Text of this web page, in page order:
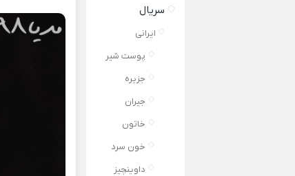
سریال
ایرانی
پوست شیر
جزیره
جیران
خاتون
خون سرد
داوینچیز